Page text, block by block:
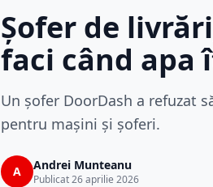
Șofer de
faci când apa
Un șofer DoorDash a refuzat
pentru mașini și șoferi.
A Andrei Munteanu
Publicat 26 aprilie 2026